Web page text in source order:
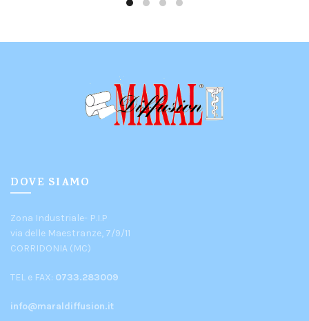
DOVE SIAMO
Zona Industriale- P.I.P
via delle Maestranze, 7/9/11
CORRIDONIA (MC)
TEL e FAX: 0733.283009
info@maraldiffusion.it